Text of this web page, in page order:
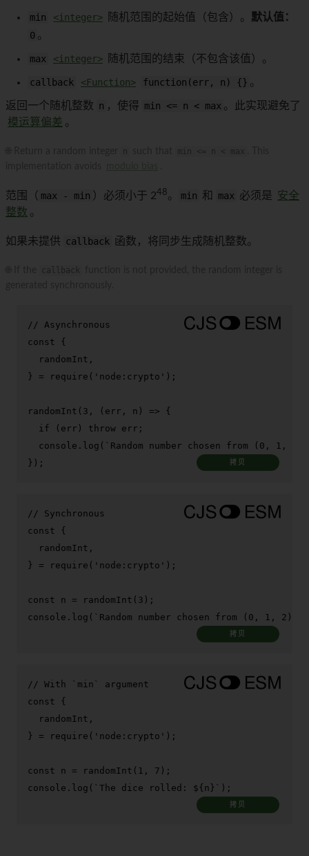
min <integer> 随机范围的起始值（包含）。 默认值：
0 。
max <integer> 随机范围的结束（不包含该值）。
callback <Function> function(err, n) {} 。
返回一个随机整数 n ，使得 min <= n < max 。此实现避免了
模运算偏差 。
范围（ max - min ）必须小于 248。 min 和 max 必须是 安全
整数 。
如果未提供 callback 函数，将同步生成随机整数。
// Asynchronous
const {
  randomInt,
} =
require ( 'node:crypto' );
randomInt ( 3 , ( err, n ) => {
if (err) throw err;
console . log ( `Random number chosen from (0, 1,
});
拷贝
// Synchronous
const {
  randomInt,
} =
require ( 'node:crypto' );
const n = randomInt ( 3
console . log ( `Random number chosen from (0, 1, 2):
拷贝
// With `min` argument
const {
  randomInt,
} =
require ( 'node:crypto' );
const n = randomInt ( 1 , 7
console . log ( `The dice rolled: ${n} ` );
拷贝